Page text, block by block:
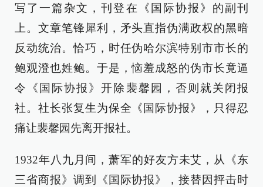
写了一篇杂文，刊登在《国际协报》的副刊
上。文章笔锋犀利，矛头直指伪满政权的黑暗
反动统治。恰巧，时任伪哈尔滨特别市市长的
鲍观澄也姓鲍。于是，恼羞成怒的伪市长竟逼
令《国际协报》开除裴馨园，否则就关闭报
社。社长张复生为保全《国际协报》，只得忍
痛让裴馨园先离开报社。
1932年八九月间，萧军的好友方未艾，从《东
三省商报》调到《国际协报》，接替因抨击时